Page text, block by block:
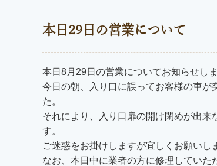
本日29日の営業について
本日8月29日の営業についてお知らせしま
今日の朝、入り口に誤ってお客様の車が
た。
それにより、入り口扉の開け閉めが出来
す。
ご迷惑をお掛けしますが宜しくお願いし
なお、本日中に業者の方に修理していた